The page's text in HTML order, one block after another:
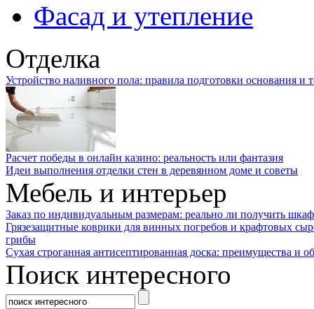
Фасад и утепление
Отделка
Устройство наливного пола: правила подготовки основания и
Расчет победы в онлайн казино: реальность или фантазия
Идеи выполнения отделки стен в деревянном доме и советы
Мебель и интерьер
Заказ по индивидуальным размерам: реально ли получить
Грязезащитные коврики для винных погребов и крафтовых
грибы
Сухая строганная антисептированная доска: преимущества и
Поиск интересного